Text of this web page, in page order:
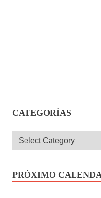
CATEGORÍAS
PRÓXIMO